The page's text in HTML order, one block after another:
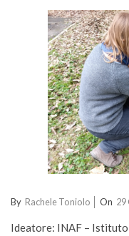
2020-
By Rachele Toniolo On 29
Ideatore: INAF –